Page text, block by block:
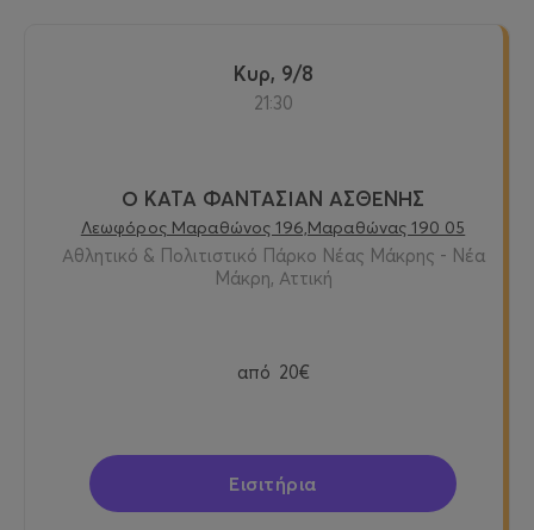
Κυρ, 9/8
21:30
Ο ΚΑΤΑ ΦΑΝΤΑΣΙΑΝ ΑΣΘΕΝΗΣ
Λεωφόρος Μαραθώνος 196,Μαραθώνας 190 05
Αθλητικό & Πολιτιστικό Πάρκο Νέας Μάκρης - Νέα
Μάκρη, Αττική
από 20€
Εισιτήρια